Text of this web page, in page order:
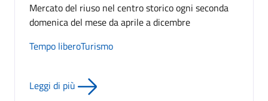
Mercato del riuso nel centro storico ogni seconda
domenica del mese da aprile a dicembre
Tempo liberoTurismo
Leggi di più